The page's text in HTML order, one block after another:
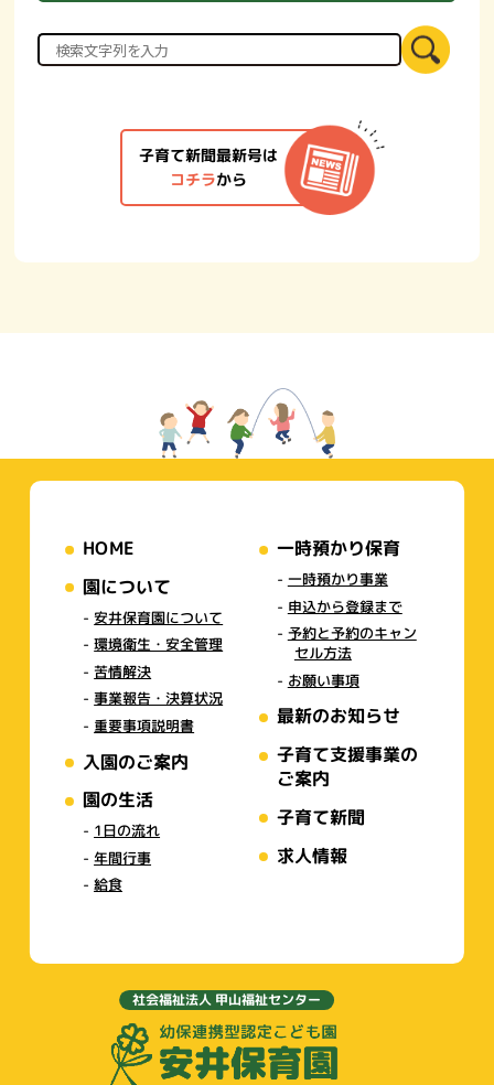
子育て新聞最新号は
コチラから
HOME
園について
安井保育園について
環境衛生・安全管理
苦情解決
事業報告・決算状況
重要事項説明書
入園のご案内
園の生活
1日の流れ
年間行事
給食
一時預かり保育
一時預かり事業
申込から登録まで
予約と予約のキャン
セル方法
お願い事項
最新のお知らせ
子育て支援事業の
ご案内
子育て新聞
求人情報
社会福祉法人 甲山福祉センター